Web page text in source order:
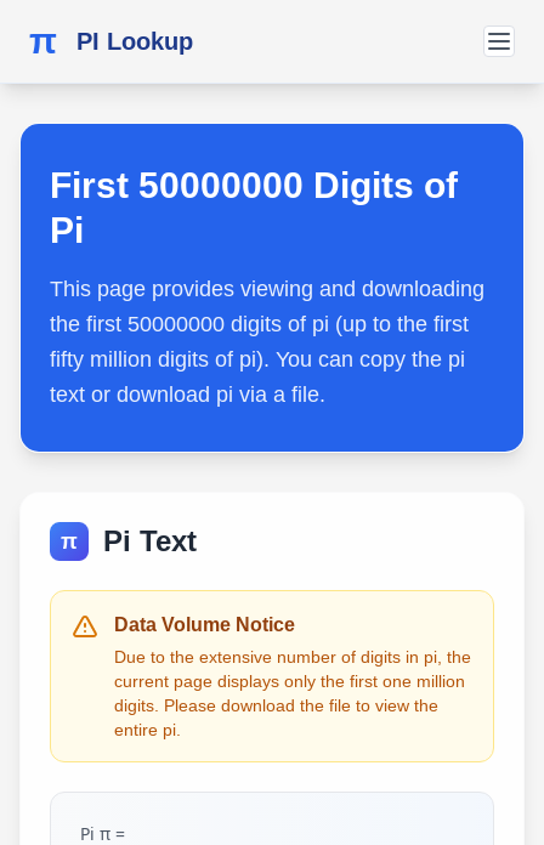
π PI Lookup
First 50000000 Digits of
Pi
This page provides viewing and downloading
the first 50000000 digits of pi (up to the first
fifty million digits of pi). You can copy the pi
text or download pi via a file.
π Pi Text
Data Volume Notice
Due to the extensive number of digits in pi, the
current page displays only the first one million
digits. Please download the file to view the
entire pi.
Pi π =